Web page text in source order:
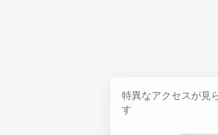
特異なアクセスが見
す